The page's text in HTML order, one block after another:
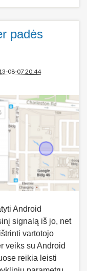
padės
08-07 20:44
Android
signalą iš jo, net
vartotojo
veiks su Android
reikia leisti